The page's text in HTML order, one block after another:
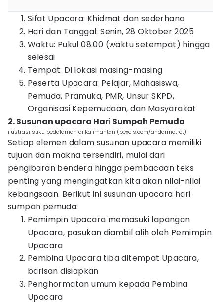
Sifat Upacara: Khidmat dan sederhana
Hari dan Tanggal: Senin, 28 Oktober 2025
Waktu: Pukul 08.00 (waktu setempat) hingga
selesai
Tempat: Di lokasi masing-masing
Peserta Upacara: Pelajar, Mahasiswa,
Pemuda, Pramuka, PMR, Unsur SKPD,
Organisasi Kepemudaan, dan Masyarakat
2. Susunan upacara Hari Sumpah Pemuda
ilustrasi suku pedalaman di Kalimantan (pexels.com/andarmotret)
Setiap elemen dalam susunan upacara memiliki
tujuan dan makna tersendiri, mulai dari
pengibaran bendera hingga pembacaan teks
penting yang mengingatkan kita akan nilai-nilai
kebangsaan. Berikut ini susunan upacara hari
sumpah pemuda:
Pemimpin Upacara memasuki lapangan
Upacara, pasukan diambil alih oleh Pemimpin
Upacara
Pembina Upacara tiba ditempat Upacara,
barisan disiapkan
Penghormatan umum kepada Pembina
Upacara